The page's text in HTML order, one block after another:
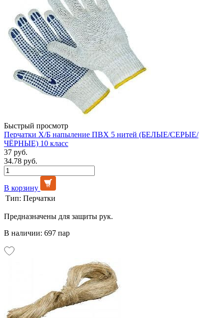
Быстрый просмотр
Перчатки Х/Б напыление ПВХ 5 нитей (БЕЛЫЕ/СЕРЫЕ/
ЧЁРНЫЕ) 10 класс
37 руб.
34.78 руб.
В корзину
Тип: Перчатки
Предназначены для защиты рук.
В наличии: 697 пар